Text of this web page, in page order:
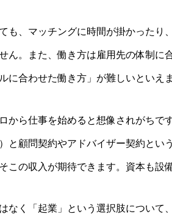
も、マッチングに時間が掛かったり
ん。また、働き方は雇用先の体制に
に合わせた働き方」が難しいといえま
から仕事を始めると想像されがちで
と顧問契約やアドバイザー契約とい
この収入が期待できます。資本も設
なく「起業」という選択肢について